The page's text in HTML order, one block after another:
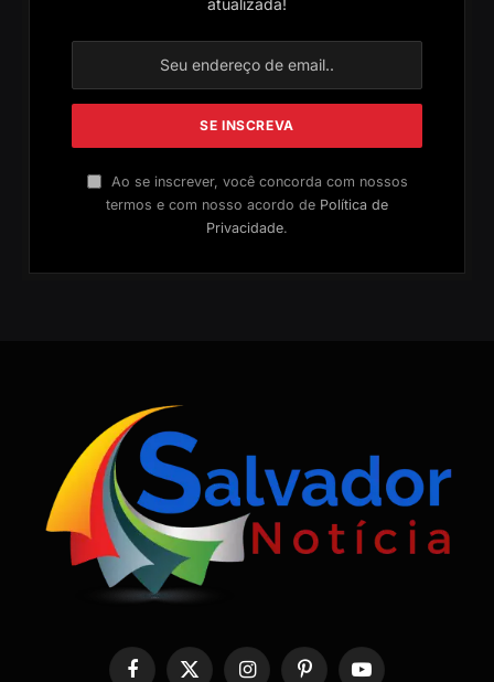
atualizada!
Ao se inscrever, você concorda com nossos
termos e com nosso acordo de Política de
Privacidade.
Facebook
X InstagramPinterestYouTube